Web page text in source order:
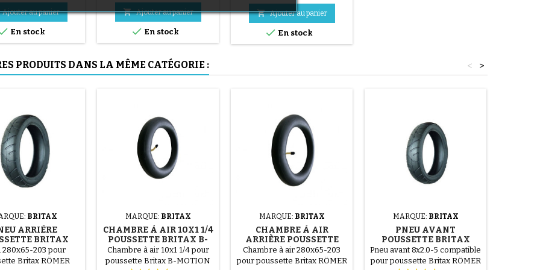
(1 avis)
Ajouter au panier
En stock
en acier ( gris ) Le montage du
pneu se fait sans outils et
uniquement à la main, cela
évite de percer la chambre à
 Ajouter au panier
 En stock
 Ajouter au panier
 En stock
PRODUITS DANS LA MÊME CATÉGORIE : >
<
BRITAX
ARRIÈRE
BRITAX
SMILE
280x65-203 pour
Britax RÖMER
MARQUE: BRITAX
CHAMBRE À AIR 10X1 1/4
POUSSETTE BRITAX B-
MOTION
Chambre à air 10x1 1/4 pour
poussette Britax B-MOTION
MARQUE: BRITAX
CHAMBRE À AIR
ARRIÈRE POUSSETTE
BRITAX SMILE
Chambre à air 280x65-203
pour poussette Britax RÖMER
MARQUE: BRITAX
PNEU AVANT
POUSSETTE BRITAX
SMILE
Pneu avant 8x2.0-5 compatible
pour poussette Britax RÖMER